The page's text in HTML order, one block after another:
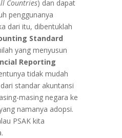
Countries) dan dapat
penggunanya
dari itu, dibentuklah
Standard
yang menyusun
Reporting
tidak mudah
standar akuntansi
masing negara ke
namanya adopsi.
PSAK kita